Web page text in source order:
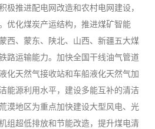
极推进配电网改造和农村电网建设，
优化煤炭产运结构，推进煤矿智能
西、蒙东、陕北、山西、新疆五大煤
路运输能力。加快全国干线油气管道
化天然气接收站和车船液化天然气加
能源利用水平，建设多能互补的清洁
漠地区为重点加快建设大型风电、光
组超低排放和节能改造，提升煤电清